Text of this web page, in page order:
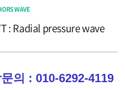
WAVE
: Radial pressure wave
의 : 010-6292-4119